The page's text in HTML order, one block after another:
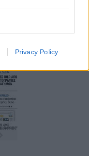
Privacy Policy